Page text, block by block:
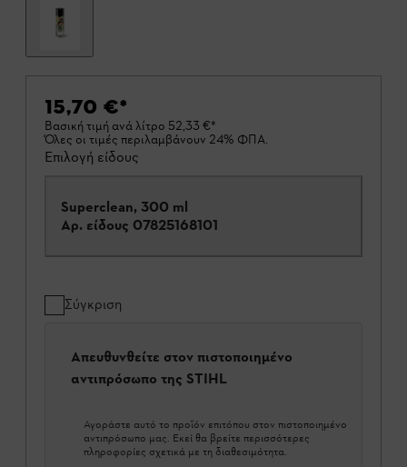
15,70 €*
Βασική τιμή ανά λίτρο 52,33 €*
Όλες οι τιμές περιλαμβάνουν 24% ΦΠΑ.
Επιλογή είδους
Superclean, 300 ml
Αρ. είδους 07825168101
Σύγκριση
Απευθυνθείτε στον πιστοποιημένο
αντιπρόσωπο της STIHL
Αγοράστε αυτό το προϊόν επιτόπου στον πιστοποιημένο
αντιπρόσωπο μας. Εκεί θα βρείτε περισσότερες
πληροφορίες σχετικά με τη διαθεσιμότητα.